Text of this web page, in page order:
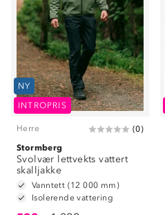
NY
INTROPRIS
Herre (0)
Stormberg
Svolvær lettvekts vattert
skalljakke
Vanntett (12 000 mm)
Isolerende vattering